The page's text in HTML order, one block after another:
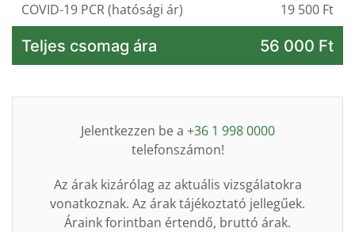
COVID-19 PCR (hatósági ár)
19 500 Ft
Teljes csomag ára 56 000 Ft
Jelentkezzen be a +36 1 998 0000
telefonszámon!
Az árak kizárólag az aktuális vizsgálatokra
vonatkoznak. Az árak tájékoztató jellegűek.
Áraink forintban értendő, bruttó árak.